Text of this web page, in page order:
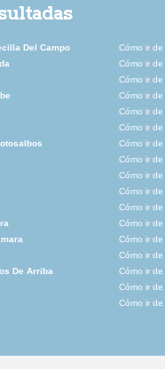
Del Campo Cómo ir de
Cómo ir de
Cómo ir de
Cómo ir de
Cómo ir de
Cómo ir de
Cómo ir de
Cómo ir de
Cómo ir de
Cómo ir de
Cómo ir de
Cómo ir de
Cómo ir de
Cómo ir de
De Arriba Cómo ir de
Cómo ir de
Cómo ir de